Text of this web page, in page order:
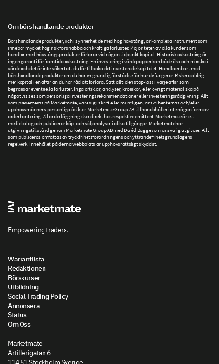
Om börshandlande produkter
Börshandlande produkter, och i synnerhet de med hög hävstång, är komplexa instrument som
innebär mycket hög risk för snabba och kraftiga förluster. Majoriteten av alla kunder som
handlar med hävstångsprodukter förlorar vid någon tidpunkt kapital. Historisk avkastning är
ingen garanti för framtida avkastning. En investering i värdepapper kan både öka och minska i
värde och det är inte säkert att du får tillbaka det investerade kapitalet. Handla enbart med
börshandlande produkter om du har en grundlig förståelse för hur de fungerar. Riskera aldrig
mer kapital i en affär än du har råd att förlora. Sätt alltid en stop-loss i varje affär som
begränsar eventuella förluster. Inga artiklar, analyser, krönikor, eller övrigt material ska på
något vis ses som personliga investeringsrekommendationer eller investeringsrådgivning. Allt
som presenteras på Marketmate, vare sig i skrift eller muntligen, är skribenternas och/eller
upphovsmännens personliga åsikter. Marketmate Group AB tillhandahåller inte någon form av
orderhantering. All orderläggning sker direkt hos respektive emittent. Marketmate är ett
mediebolag och publicerar köp- och säljanalyser i olika tillgångar. Marketmate har
utgivningstillstånd genom Marketmate Group AB med David Bagge som ansvarig utgivare. Allt
som publiceras omfattas av tryckfrihetsförordningens och yttrandefrihetsgrundlagens
regelverk. Innehållet på denna webbplats är upphovsrättsligt skyddat.
Empowering traders.
Warrantlista
Redaktionen
Börskurser
Utbildning
Social Trading Policy
Annonsera
Status
Om Oss
Marketmate
Artillerigatan 6
114 51 Stockholm Sverige